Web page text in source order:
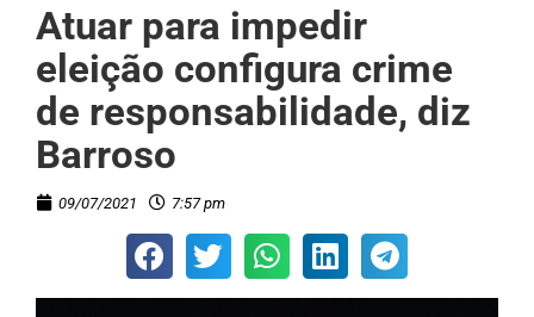
Atuar para impedir
eleição configura crime
de responsabilidade, diz
Barroso
09/07/2021 7:57 pm